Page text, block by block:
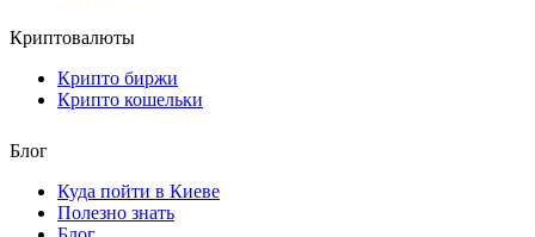
Криптовалюты
Крипто биржи
Крипто кошельки
Блог
Куда пойти в Киеве
Полезно знать